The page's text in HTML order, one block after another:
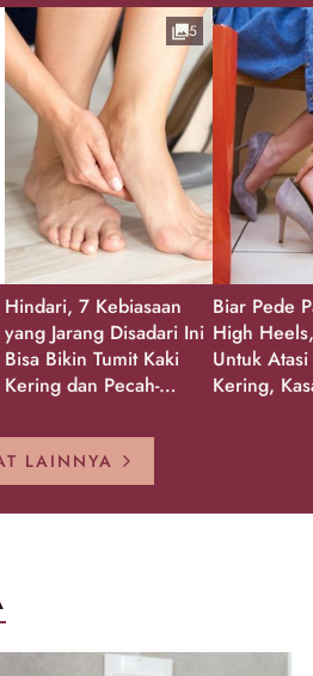
Hindari, 7 Kebiasaan
yang Jarang Disadari Ini
Bisa Bikin Tumit Kaki
Kering dan Pecah-
5
Biar Pede
High
Untuk
Kering,
LAINNYA